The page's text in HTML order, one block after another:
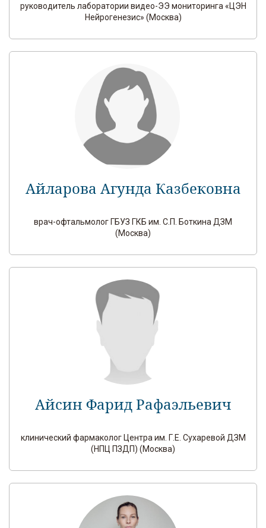
руководитель лаборатории видео-ЭЭ мониторинга «ЦЭН
Нейрогенезис» (Москва)
Айларова Агунда Казбековна
врач-офтальмолог ГБУЗ ГКБ им. С.П. Боткина ДЗМ
(Москва)
Айсин Фарид Рафаэльевич
клинический фармаколог Центра им. Г.Е. Сухаревой ДЗМ
(НПЦ ПЗДП) (Москва)